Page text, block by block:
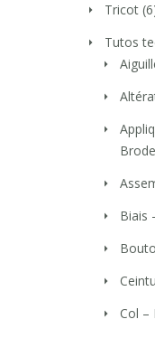
Tricot
Tutos
Biais
Col –